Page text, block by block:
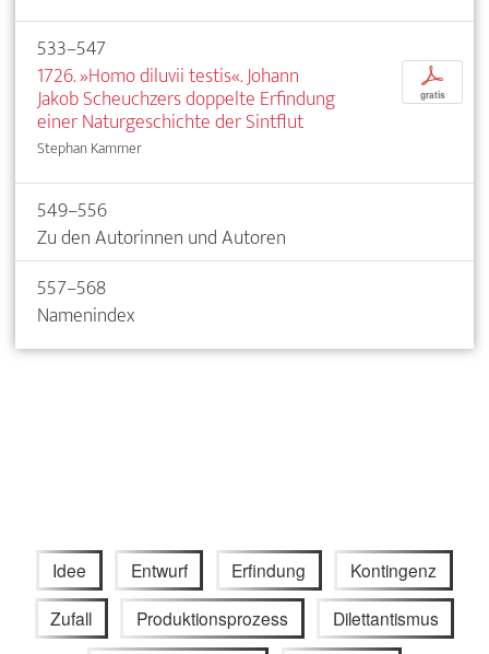
533–547
1726. »Homo diluvii testis«. Johann
Jakob Scheuchzers doppelte Erfindung
einer Naturgeschichte der Sintflut
Stephan Kammer
p
gratis
549–556
Zu den Autorinnen und Autoren
557–568
Namenindex
Idee Entwurf Erfindung Kontingenz
Zufall Produktionsprozess Dilettantismus